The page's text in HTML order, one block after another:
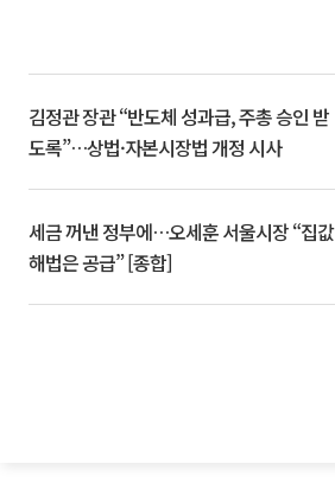
김정관 장관 “반도체 성과급, 주총 승인 받
도록”…상법·자본시장법 개정 시사
세금 꺼낸 정부에…오세훈 서울시장 “집값
해법은 공급” [종합]